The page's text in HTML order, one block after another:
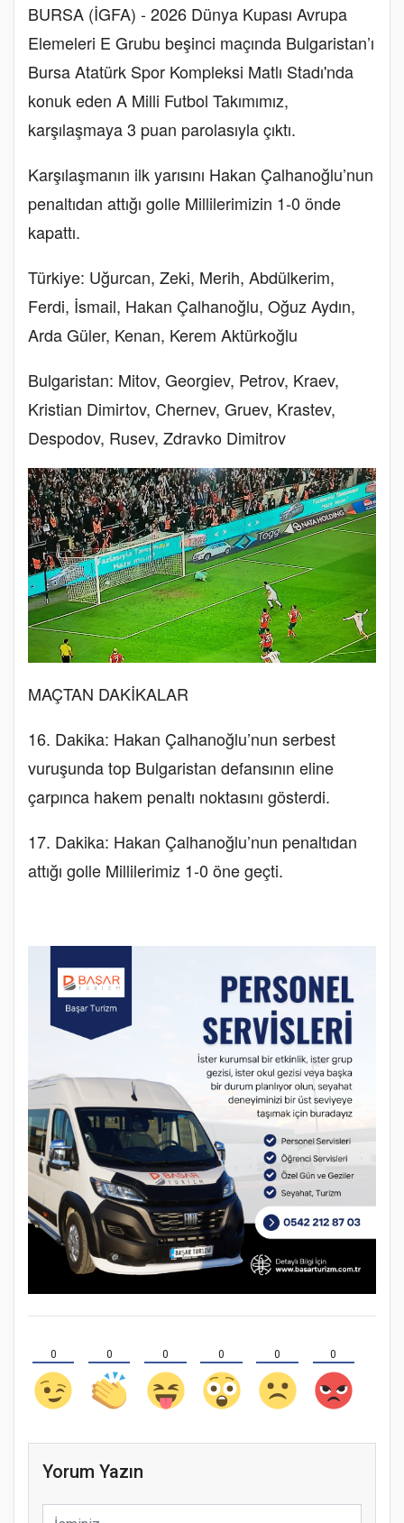
BURSA (İGFA) - 2026 Dünya Kupası Avrupa
Elemeleri E Grubu beşinci maçında Bulgaristan’ı
Bursa Atatürk Spor Kompleksi Matlı Stadı'nda
konuk eden A Milli Futbol Takımımız,
karşılaşmaya 3 puan parolasıyla çıktı.
Karşılaşmanın ilk yarısını Hakan Çalhanoğlu’nun
penaltıdan attığı golle Millilerimizin 1-0 önde
kapattı.
Türkiye: Uğurcan, Zeki, Merih, Abdülkerim,
Ferdi, İsmail, Hakan Çalhanoğlu, Oğuz Aydın,
Arda Güler, Kenan, Kerem Aktürkoğlu
Bulgaristan: Mitov, Georgiev, Petrov, Kraev,
Kristian Dimirtov, Chernev, Gruev, Krastev,
Despodov, Rusev, Zdravko Dimitrov
MAÇTAN DAKİKALAR
16. Dakika: Hakan Çalhanoğlu’nun serbest
vuruşunda top Bulgaristan defansının eline
çarpınca hakem penaltı noktasını gösterdi.
17. Dakika: Hakan Çalhanoğlu’nun penaltıdan
attığı golle Millilerimiz 1-0 öne geçti.
0 0 0 0 0 0
Yorum Yazın